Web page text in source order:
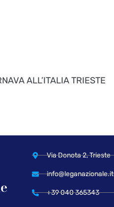
ALL’ITALIA TRIESTE
Via Donota 2, Trieste
info@leganazionale.it
+39 040 365343